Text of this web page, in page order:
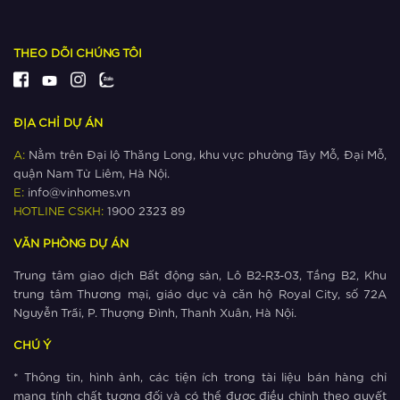
Giá bất động sản ‘cận lộ kế metro’
leo thang như thế nào?
Xem thêm
The Metrolines – Yếu tố vàng thúc
đẩy thịnh vượng phía Tây Hà Nội
The Metrolines thu hút cộng đồng cư
THEO DÕI CHÚNG TÔI
ĐỊA CHỈ DỰ ÁN
A: Nằm trên Đại lộ Thăng Long, khu vực phường Tây Mỗ, Đại Mỗ,
quận Nam Từ Liêm, Hà Nội.
E: info@vinhomes.vn
HOTLINE CSKH: 1900 2323 89
VĂN PHÒNG DỰ ÁN
Trung tâm giao dịch Bất động sản, Lô B2-R3-03, Tầng B2, Khu
trung tâm Thương mại, giáo dục và căn hộ Royal City, số 72A
Nguyễn Trãi, P. Thượng Đình, Thanh Xuân, Hà Nội.
CHÚ Ý
* Thông tin, hình ảnh, các tiện ích trong tài liệu bán hàng chỉ
mang tính chất tương đối và có thể được điều chỉnh theo quyết